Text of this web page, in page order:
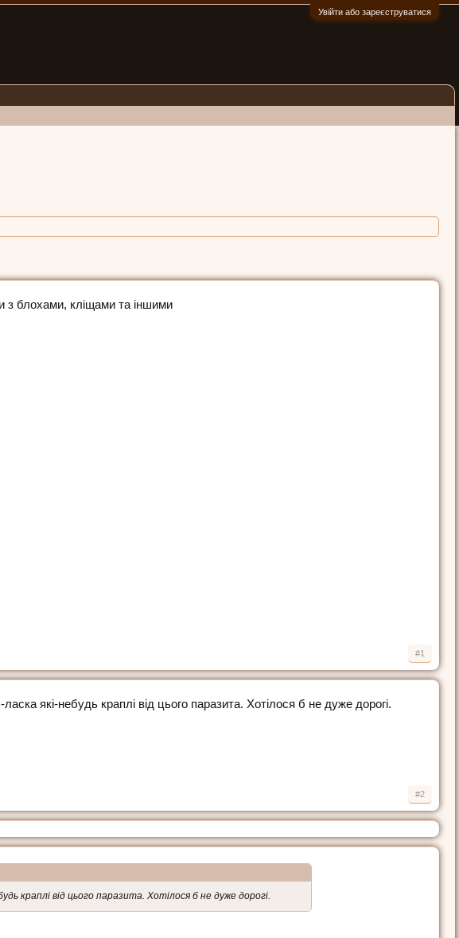
Увійти або зареєструватися
з блохами, кліщами та іншими
#1
які-небудь краплі від цього паразита. Хотілося б не дуже дорогі.
#2
краплі від цього паразита. Хотілося б не дуже дорогі.